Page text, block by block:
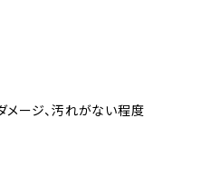
ージ、汚れがない程度